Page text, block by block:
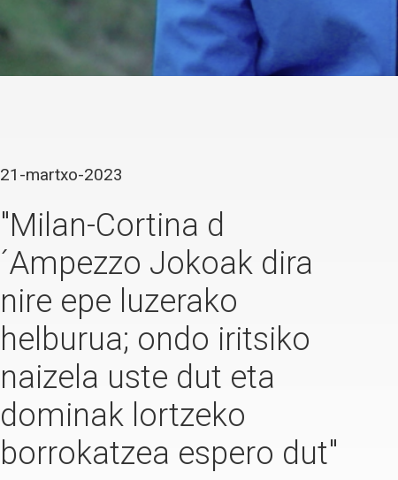
21-martxo-2023
"Milan-Cortina d
´Ampezzo Jokoak dira
nire epe luzerako
helburua; ondo iritsiko
naizela uste dut eta
dominak lortzeko
borrokatzea espero dut"